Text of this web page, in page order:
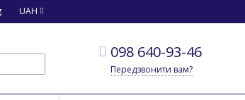
UAH
098 640-93-46
Передзвонити вам?